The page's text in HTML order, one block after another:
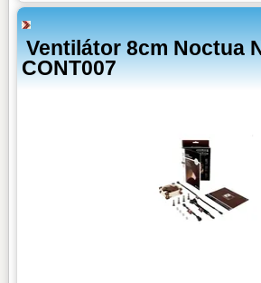
Ventilátor 8cm Noctua
CONT007